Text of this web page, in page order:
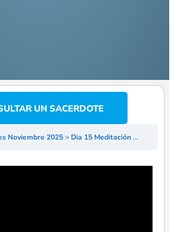
UN SACERDOTE
Noviembre 2025 Dia 15 Meditación El Misterio de un Dios hecho hombre: Encarnación I – P Martín Villagrán